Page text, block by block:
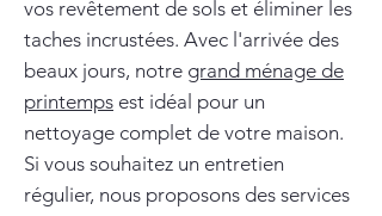
vos revêtement de sols et éliminer les
taches incrustées. Avec l'arrivée des
beaux jours, notre grand ménage de
printemps est idéal pour un
nettoyage complet de votre maison.
Si vous souhaitez un entretien
régulier, nous proposons des services